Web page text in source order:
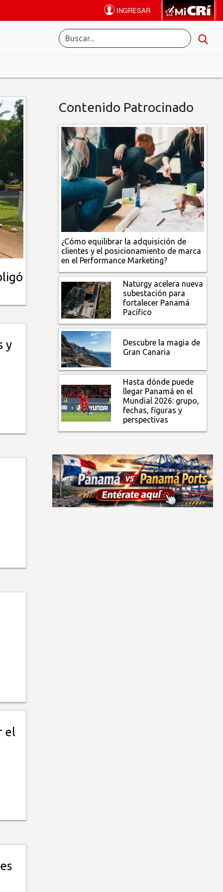
y
el
Contenido Patrocinado
¿Cómo equilibrar la adquisición de
clientes y el posicionamiento de marca
en el Performance Marketing?
Naturgy acelera nueva
subestación para
fortalecer Panamá
Pacífico
Descubre la magia de
Gran Canaria
Hasta dónde puede
llegar Panamá en el
Mundial 2026: grupo,
fechas, figuras y
perspectivas